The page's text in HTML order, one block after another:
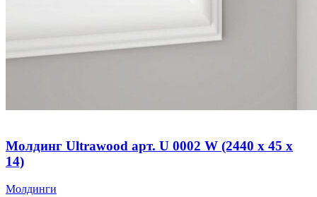
Молдинг Ultrawood арт. U 0002 W (2440 х 45 х
14)
Молдинги